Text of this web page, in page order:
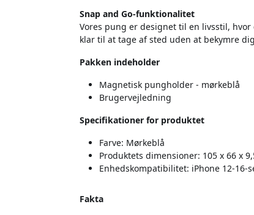
Snap and Go-funktionalitet
Vores pung er designet til en livsstil,
klar til at tage af sted uden at bekymre
Pakken indeholder
Magnetisk pungholder - mørkeblå
Brugervejledning
Specifikationer for produktet
Farve: Mørkeblå
Produktets dimensioner: 105 x 66 x
Enhedskompatibilitet: iPhone 12-16-
Fakta